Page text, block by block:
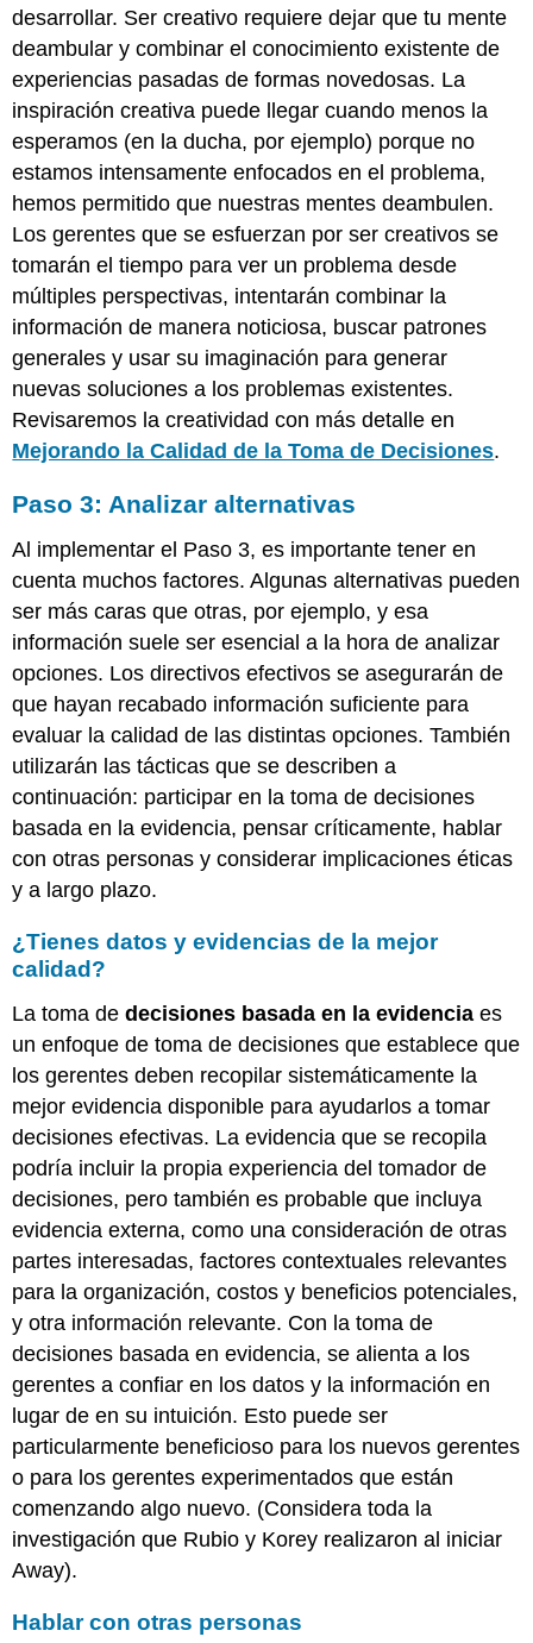
desarrollar. Ser creativo requiere dejar que tu mente
deambular y combinar el conocimiento existente de
experiencias pasadas de formas novedosas. La
inspiración creativa puede llegar cuando menos la
esperamos (en la ducha, por ejemplo) porque no
estamos intensamente enfocados en el problema,
hemos permitido que nuestras mentes deambulen.
Los gerentes que se esfuerzan por ser creativos se
tomarán el tiempo para ver un problema desde
múltiples perspectivas, intentarán combinar la
información de manera noticiosa, buscar patrones
generales y usar su imaginación para generar
nuevas soluciones a los problemas existentes.
Revisaremos la creatividad con más detalle en
Mejorando la Calidad de la Toma de Decisiones.
Paso 3: Analizar alternativas
Al implementar el Paso 3, es importante tener en
cuenta muchos factores. Algunas alternativas pueden
ser más caras que otras, por ejemplo, y esa
información suele ser esencial a la hora de analizar
opciones. Los directivos efectivos se asegurarán de
que hayan recabado información suficiente para
evaluar la calidad de las distintas opciones. También
utilizarán las tácticas que se describen a
continuación: participar en la toma de decisiones
basada en la evidencia, pensar críticamente, hablar
con otras personas y considerar implicaciones éticas
y a largo plazo.
¿Tienes datos y evidencias de la mejor
calidad?
La toma dedecisiones basada en la evidencia es
un enfoque de toma de decisiones que establece que
los gerentes deben recopilar sistemáticamente la
mejor evidencia disponible para ayudarlos a tomar
decisiones efectivas. La evidencia que se recopila
podría incluir la propia experiencia del tomador de
decisiones, pero también es probable que incluya
evidencia externa, como una consideración de otras
partes interesadas, factores contextuales relevantes
para la organización, costos y beneficios potenciales,
y otra información relevante. Con la toma de
decisiones basada en evidencia, se alienta a los
gerentes a confiar en los datos y la información en
lugar de en su intuición. Esto puede ser
particularmente beneficioso para los nuevos gerentes
o para los gerentes experimentados que están
comenzando algo nuevo. (Considera toda la
investigación que Rubio y Korey realizaron al iniciar
Away).
Hablar con otras personas